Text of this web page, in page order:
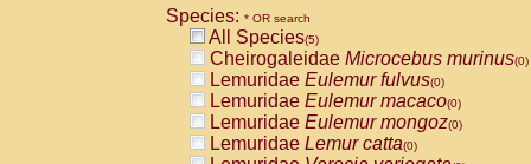
CebidaeCebus capucinus
CebidaeCebus nigrivittatus
CebidaeCebus spp.(0)
CebidaeSaimiri boliviensis(0)
CebidaeSaimiri sciureus(0)
AtelidaeAlouatta caraya(0)
AtelidaeAlouatta fusca(0)
Species: * OR search
All Species(5)
Cheirogaleidae Microcebus murinus(0)
Lemuridae Eulemur fulvus(0)
Lemuridae Eulemur macaco(0)
Lemuridae Eulemur mongoz(0)
Lemuridae Lemur catta(0)